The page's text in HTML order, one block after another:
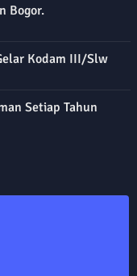
Bogor.
Kodam III/Slw
Setiap Tahun